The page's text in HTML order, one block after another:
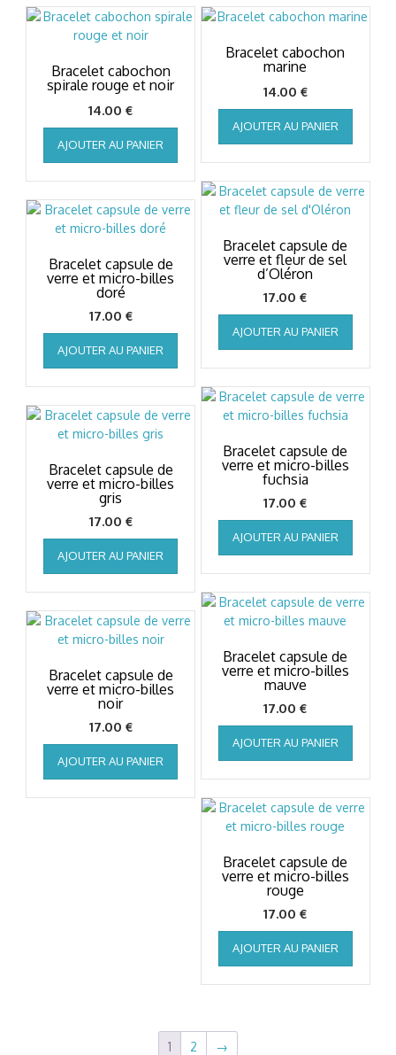
Bracelet cabochon
marine
14.00 €
AJOUTER AU PANIER
Bracelet cabochon
spirale rouge et noir
14.00€
AJOUTER AU PANIER
Bracelet capsule de
verre et fleur de sel
d’Oléron
17.00€
AJOUTER AU PANIER
Bracelet capsule de
verre et micro-billes
doré
17.00 €
AJOUTER AU PANIER
Bracelet capsule de
verre et micro-billes
fuchsia
17.00€
AJOUTER AU PANIER
Bracelet capsule de
verre et micro-billes
gris
17.00 €
AJOUTER AU PANIER
Bracelet capsule de
verre et micro-billes
mauve
17.00€
AJOUTER AU PANIER
Bracelet capsule de
verre et micro-billes
noir
17.00 €
AJOUTER AU PANIER
Bracelet capsule de
verre et micro-billes
rouge
17.00€
AJOUTER AU PANIER
1 2 →